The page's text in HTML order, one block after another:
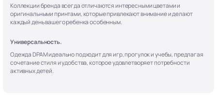
Коллекции бренда всегда отличаются интересными цветами и
оригинальными принтами, которые привлекают внимание и делают
каждый день вашего ребенка особенным.
Универсальность.
Одежда DPAM идеально подходит для игр, прогулок и учебы, предлагая
сочетание стиля и удобства, которое удовлетворяет потребности
активных детей.